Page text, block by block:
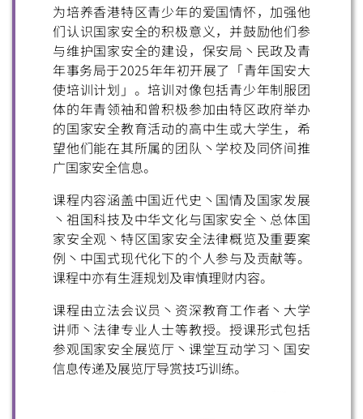
为培养香港特区青少年的爱国情怀，加强他
们认识国家安全的积极意义，并鼓励他们参
与维护国家安全的建设，保安局丶民政及青
年事务局于2025年年初开展了「青年国安大
使培训计划」。培训对像包括青少年制服团
体的年青领袖和曾积极参加由特区政府举办
的国家安全教育活动的高中生或大学生，希
望他们能在其所属的团队丶学校及同侪间推
广国家安全信息。
课程内容涵盖中国近代史丶国情及国家发展
丶祖国科技及中华文化与国家安全丶总体国
家安全观丶特区国家安全法律概览及重要案
例丶中国式现代化下的个人参与及贡献等。
课程中亦有生涯规划及审慎理财内容。
课程由立法会议员丶资深教育工作者丶大学
讲师丶法律专业人士等教授。授课形式包括
参观国家安全展览厅丶课堂互动学习丶国安
信息传递及展览厅导赏技巧训练。
扫一扫关注我们的社交媒体，紧贴最新资讯！